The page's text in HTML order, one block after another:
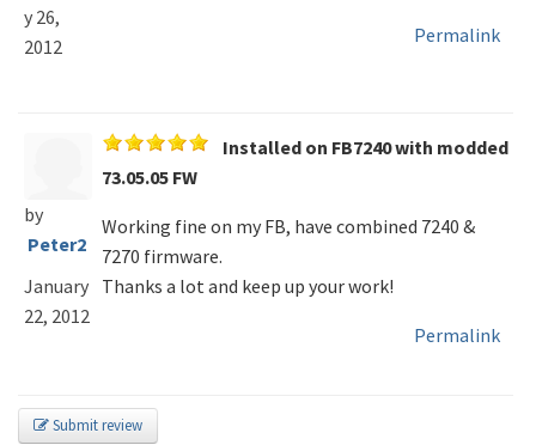
y 26,
2012
Permalink
by
Peter2
January
22, 2012
Installed on FB7240 with modded
73.05.05 FW
Working fine on my FB, have combined 7240 &
7270 firmware.
Thanks a lot and keep up your work!
Permalink
Submit review